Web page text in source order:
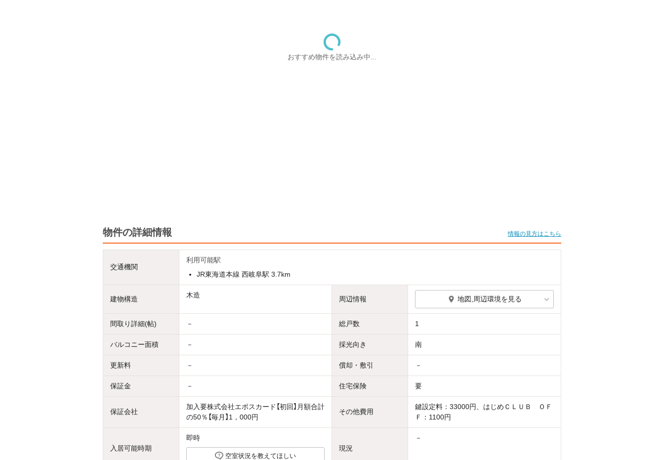
おすすめ物件を読み込み中...
物件の詳細情報 情報の見方はこちら
交通機関
利用可能駅
JR東海道本線 西岐阜駅 3.7km
建物構造 木造 周辺情報 地図,周辺環境を見る
間取り詳細(帖) － 総戸数 1
バルコニー面積 － 採光向き 南
更新料 － 償却・敷引 －
保証金 － 住宅保険 要
保証会社
加入要株式会社エポスカード【初回】月額合計
の50％【毎月】1，000円
その他費用
鍵設定料：33000円、はじめＣＬＵＢ ＯＦ
Ｆ：1100円
入居可能時期
即時
空室状況を教えてほしい
現況
－